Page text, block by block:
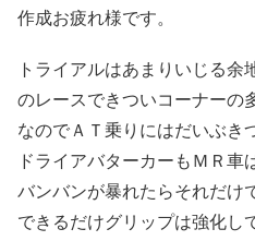
作成お疲れ様です。
トライアルはあまりいじる
のレースできついコーナーの
なのでＡＴ乗りにはだいぶき
ドライアバターカーもＭＲ
バンバンが暴れたらそれだけ
できるだけグリップは強化し